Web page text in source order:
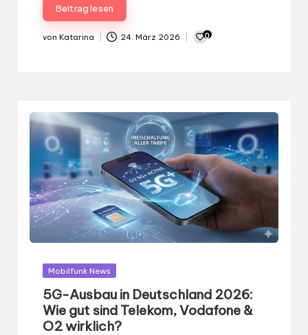
Beitrag lesen
Gepostet
von Katarina 24. März 2026 0
Gepostet
Mobilfunk News
5G-Ausbau in Deutschland 2026:
Wie gut sind Telekom, Vodafone &
O2 wirklich?